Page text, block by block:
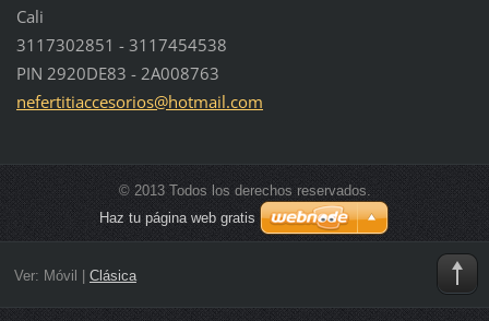
Cali
3117302851 - 3117454538
PIN 2920DE83 - 2A008763
nefertitiaccesorios@hotmail.com
© 2013 Todos los derechos reservados.
Haz tu página web gratis
Ver: Móvil Clásica